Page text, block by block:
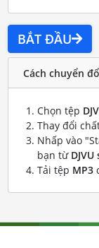
BẮT ĐẦU
Cách chuyển
Chọn tệp
Thay đổi
Nhấp vào
bạn từ
Tải tệp MP3